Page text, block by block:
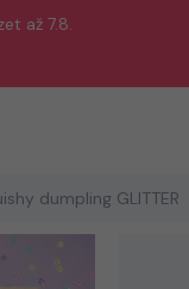
až 7.8.
dumpling GLITTER